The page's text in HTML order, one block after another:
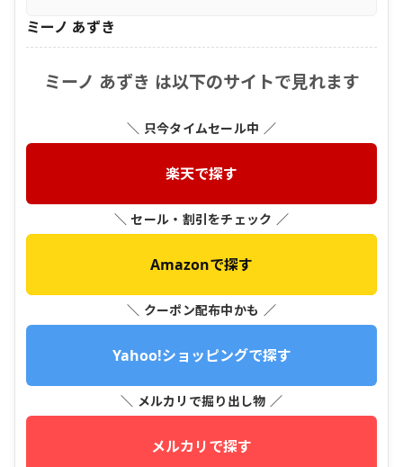
ミーノ あずき
ミーノ あずき は以下のサイトで見れます
＼ 只今タイムセール中 ／
楽天で探す
＼ セール・割引をチェック ／
Amazonで探す
＼ クーポン配布中かも ／
Yahoo!ショッピングで探す
＼ メルカリで掘り出し物 ／
メルカリで探す